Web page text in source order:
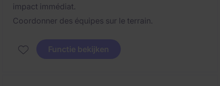
impact immédiat.
Coordonner des équipes sur le terrain.
Functie bekijken